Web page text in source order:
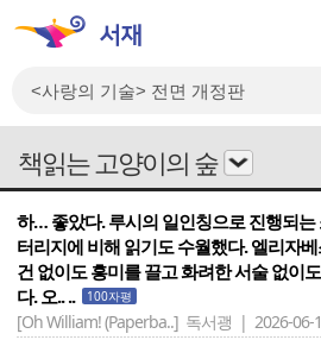
책읽는 고양이의 숲
하… 좋았다. 루시의 일인칭으로 진행되
터리지에 비해 읽기도 수월했다. 엘리자
건 없이도 흥미를 끌고 화려한 서술 없이
다. 오.. ..
100자평
[Oh William! (Paperba..] 독서괭 | 2026-06-